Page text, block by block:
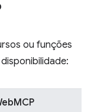
ou funções